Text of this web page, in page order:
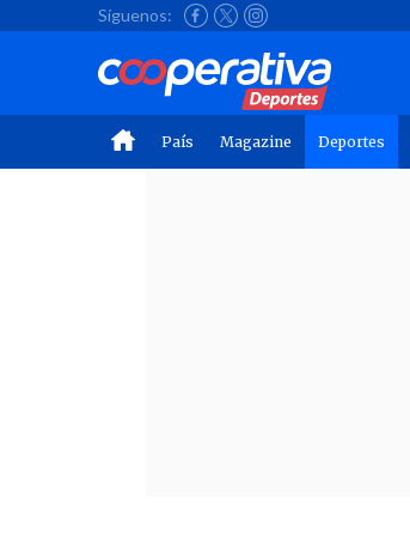
Síguenos:
País Magazine Deportes